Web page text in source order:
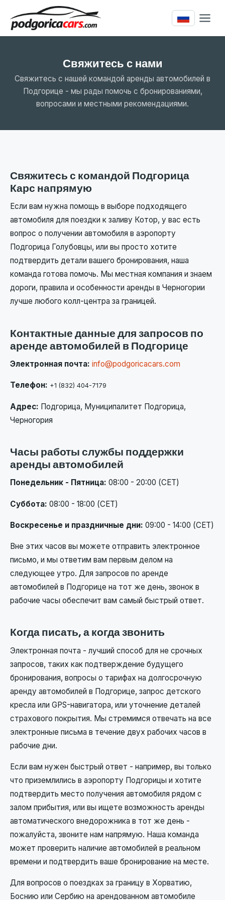
Свяжитесь с нами
Свяжитесь с нашей командой аренды автомобилей в
Подгорице - мы рады помочь с бронированиями,
вопросами и местными рекомендациями.
Свяжитесь с командой Подгорица
Карс напрямую
Если вам нужна помощь в выборе подходящего
автомобиля для поездки к заливу Котор, у вас есть
вопрос о получении автомобиля в аэропорту
Подгорица Голубовцы, или вы просто хотите
подтвердить детали вашего бронирования, наша
команда готова помочь. Мы местная компания и знаем
дороги, правила и особенности аренды в Черногории
лучше любого колл-центра за границей.
Контактные данные для запросов по
аренде автомобилей в Подгорице
Электронная почта: info@podgoricacars.com
Телефон: +1 (832) 404-7179
Адрес: Подгорица, Муниципалитет Подгорица,
Черногория
Часы работы службы поддержки
аренды автомобилей
Понедельник - Пятница: 08:00 - 20:00 (CET)
Суббота: 08:00 - 18:00 (CET)
Воскресенье и праздничные дни: 09:00 - 14:00 (CET)
Вне этих часов вы можете отправить электронное
письмо, и мы ответим вам первым делом на
следующее утро. Для запросов по аренде
автомобилей в Подгорице на тот же день, звонок в
рабочие часы обеспечит вам самый быстрый ответ.
Когда писать, а когда звонить
Электронная почта - лучший способ для не срочных
запросов, таких как подтверждение будущего
бронирования, вопросы о тарифах на долгосрочную
аренду автомобилей в Подгорице, запрос детского
кресла или GPS-навигатора, или уточнение деталей
страхового покрытия. Мы стремимся отвечать на все
электронные письма в течение двух рабочих часов в
рабочие дни.
Если вам нужен быстрый ответ - например, вы только
что приземлились в аэропорту Подгорицы и хотите
подтвердить место получения автомобиля рядом с
залом прибытия, или вы ищете возможность аренды
автоматического внедорожника в тот же день -
пожалуйста, звоните нам напрямую. Наша команда
может проверить наличие автомобилей в реальном
времени и подтвердить ваше бронирование на месте.
Для вопросов о поездках за границу в Хорватию,
Боснию или Сербию на арендованном автомобиле